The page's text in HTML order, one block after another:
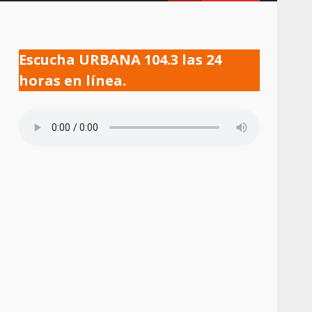
Escucha URBANA 104.3 las 24
horas en línea.